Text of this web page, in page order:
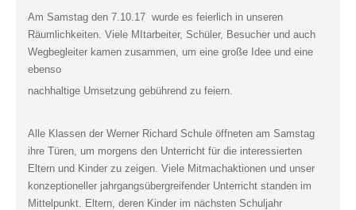
Am Samstag den 7.10.17 wurde es feierlich in unseren
Räumlichkeiten. Viele MItarbeiter, Schüler, Besucher und auch
Wegbegleiter kamen zusammen, um eine große Idee und eine
ebenso
nachhaltige Umsetzung gebührend zu feiern.
Alle Klassen der Werner Richard Schule öffneten am Samstag
ihre Türen, um morgens den Unterricht für die interessierten
Eltern und Kinder zu zeigen. Viele Mitmachaktionen und unser
konzeptioneller jahrgangsübergreifender Unterricht standen im
Mittelpunkt. Eltern, deren Kinder im nächsten Schuljahr